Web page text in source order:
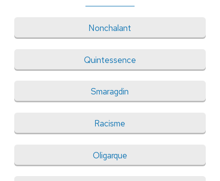
Nonchalant
Quintessence
Smaragdin
Racisme
Oligarque